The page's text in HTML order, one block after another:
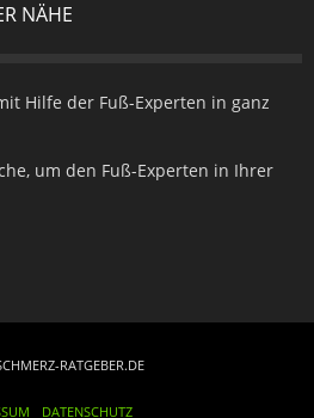
NÄHE
Hilfe der Fuß-Experten in ganz
um den Fuß-Experten in Ihrer
RATGEBER.DE
DATENSCHUTZ